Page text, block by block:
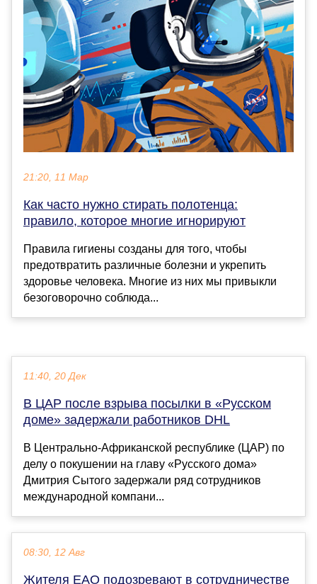
21:20, 11 Мар
Как часто нужно стирать полотенца:
правило, которое многие игнорируют
Правила гигиены созданы для того, чтобы
предотвратить различные болезни и укрепить
здоровье человека. Многие из них мы привыкли
безоговорочно соблюда...
11:40, 20 Дек
В ЦАР после взрыва посылки в «Русском
доме» задержали работников DHL
В Центрально-Африканской республике (ЦАР) по
делу о покушении на главу «Русского дома»
Дмитрия Сытого задержали ряд сотрудников
международной компани...
08:30, 12 Авг
Жителя ЕАО подозревают в сотрудничестве